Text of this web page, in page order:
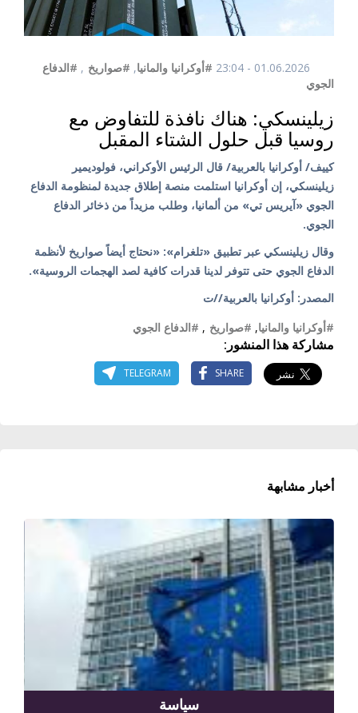
01.06.2026 - 23:04 #أوكرانيا والمانيا, #صواريخ , #الدفاع
الجوي
زيلينسكي: هناك نافذة للتفاوض مع
روسيا قبل حلول الشتاء المقبل
كييف/ أوكرانيا بالعربية/ قال الرئيس الأوكراني، فولوديمير
زيلينسكي، إن أوكرانيا استلمت منصة إطلاق جديدة لمنظومة الدفاع
الجوي «آيريس تي» من ألمانيا، وطلب مزيداً من ذخائر الدفاع
الجوي.
وقال زيلينسكي عبر تطبيق «تلغرام»: «نحتاج أيضاً صواريخ لأنظمة
الدفاع الجوي حتى تتوفر لدينا قدرات كافية لصد الهجمات الروسية».
المصدر: أوكرانيا بالعربية//ت
#أوكرانيا والمانيا, #صواريخ , #الدفاع الجوي
مشاركة هذا المنشور:
SHARE
TELEGRAM
أخبار مشابهة
سياسة